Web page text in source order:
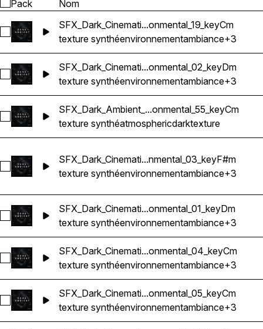
Pack Nom
Sélectionnez
SFX_Dark_Cinemati...onmental_19_keyCm
texture synthéenvironnementambiance+3
Sélectionnez
SFX_Dark_Cinemati...onmental_02_keyDm
texture synthéenvironnementambiance+3
Sélectionnez
SFX_Dark_Ambient_...onmental_55_keyCm
texture synthéatmosphericdarktexture
Sélectionnez
SFX_Dark_Cinemati...nmental_03_keyF#m
texture synthéenvironnementambiance+3
Sélectionnez
SFX_Dark_Cinemati...onmental_01_keyDm
texture synthéenvironnementambiance+3
Sélectionnez
SFX_Dark_Cinemati...onmental_04_keyCm
texture synthéenvironnementambiance+3
Sélectionnez
SFX_Dark_Cinemati...onmental_05_keyCm
texture synthéenvironnementambiance+3